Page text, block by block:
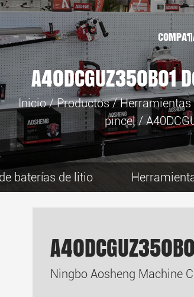
Inicio/Productos/Herramientas
pincel/
baterías de litio
Ningbo Aosheng Machine